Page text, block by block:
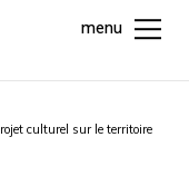
menu
culturel sur le territoire